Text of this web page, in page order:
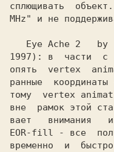
сплющивать
MHz" и не
Eye Ache 2
1997): в  части  с
опять  vertex
ранные
тому  vertex
вне  рамок этой
вает   внимания
EOR-fill - все
временно  и